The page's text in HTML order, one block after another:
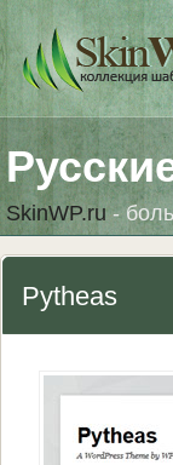
SkinWP.ru-
Pytheas